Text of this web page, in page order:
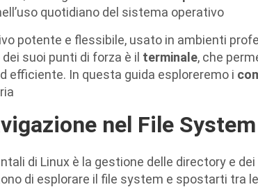
quotidiano del sistema operativo
potente e flessibile, usato in ambienti
suoi punti di forza è il terminale, che
efficiente. In questa guida esploreremo i
nel File System
di Linux è la gestione delle directory e
di esplorare il file system e spostarti tra